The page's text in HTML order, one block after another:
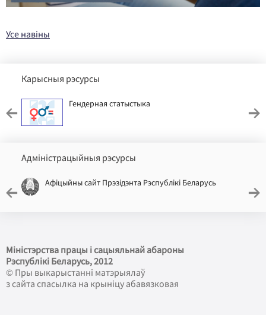
Усе навіны
Карысныя рэсурсы
Гендерная статыстыка
Адміністрацыйныя рэсурсы
Афіцыйны сайт Прэзідэнта Рэспублікі Беларусь
Міністэрства працы і сацыяльнай абароны
Рэспублікі Беларусь, 2012
© Пры выкарыстанні матэрыялаў
з сайта спасылка на крыніцу абавязковая